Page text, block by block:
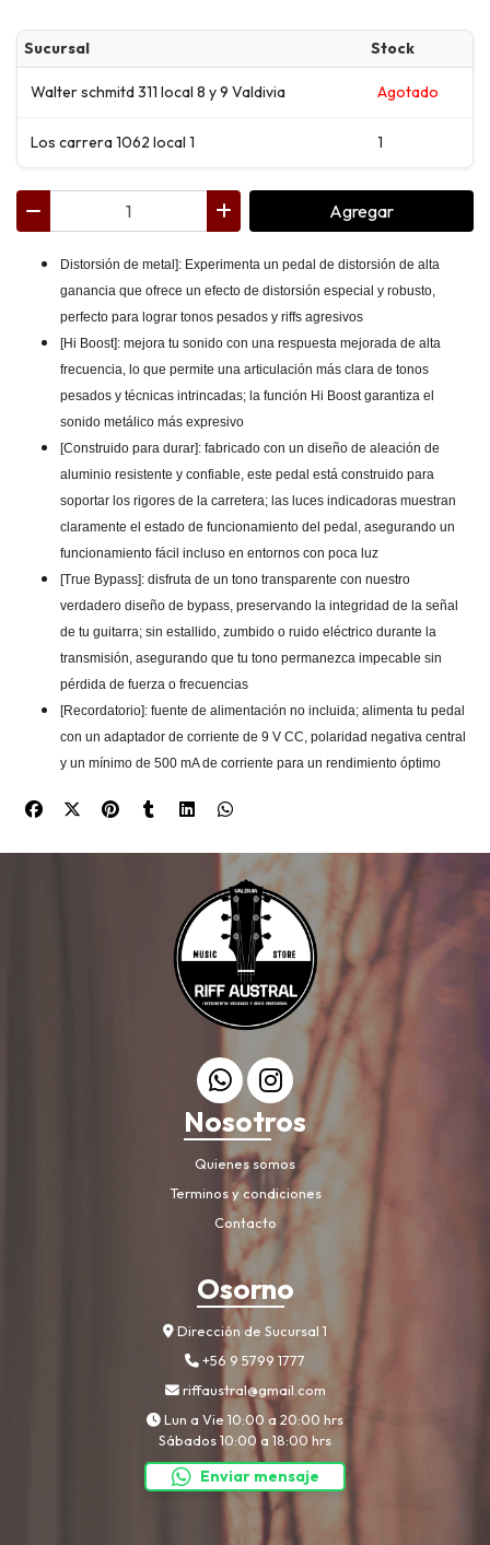
Sucursal Stock
Walter schmitd 311 local 8 y 9 Valdivia Agotado
Los carrera 1062 local 1 1
Agregar
Distorsión de metal]: Experimenta un pedal de distorsión de alta
ganancia que ofrece un efecto de distorsión especial y robusto,
perfecto para lograr tonos pesados y riffs agresivos
[Hi Boost]: mejora tu sonido con una respuesta mejorada de alta
frecuencia, lo que permite una articulación más clara de tonos
pesados y técnicas intrincadas; la función Hi Boost garantiza el
sonido metálico más expresivo
[Construido para durar]: fabricado con un diseño de aleación de
aluminio resistente y confiable, este pedal está construido para
soportar los rigores de la carretera; las luces indicadoras muestran
claramente el estado de funcionamiento del pedal, asegurando un
funcionamiento fácil incluso en entornos con poca luz
[True Bypass]: disfruta de un tono transparente con nuestro
verdadero diseño de bypass, preservando la integridad de la señal
de tu guitarra; sin estallido, zumbido o ruido eléctrico durante la
transmisión, asegurando que tu tono permanezca impecable sin
pérdida de fuerza o frecuencias
[Recordatorio]: fuente de alimentación no incluida; alimenta tu pedal
con un adaptador de corriente de 9 V CC, polaridad negativa central
y un mínimo de 500 mA de corriente para un rendimiento óptimo
Nosotros
Quienes somos
Terminos y condiciones
Contacto
Osorno
Dirección de Sucursal 1
+56 9 5799 1777
riffaustral@gmail.com
Lun a Vie 10:00 a 20:00 hrs
Sábados 10:00 a 18:00 hrs
Enviar mensaje